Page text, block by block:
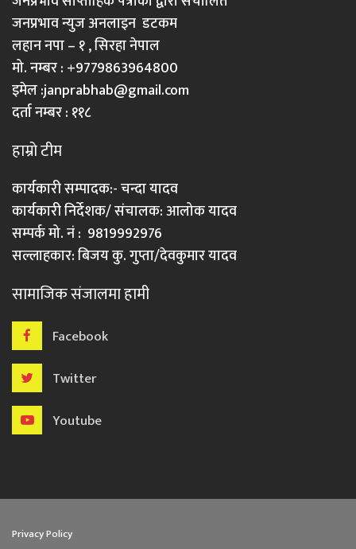
जनप्रभाव न्युज अनलाइन डटकम
लहान नपा – १ , सिरहा नेपाल
मो. नम्बर : +9779863964800
इमेल :janprabhab@gmail.com
दर्ता नम्बर : ११८
हाम्रो टीम
कार्यकारी सम्पादक:- चन्दा यादव
कार्यकारी निर्देशक/ संचालक: आलोक यादव
सम्पर्क मो. नं : 9819992976
सल्लाहकार: बिजय कु. गुप्ता/देवकुमार यादव
सामाजिक संजालमा हामी
Facebook
Twitter
Youtube
Privacy Policy